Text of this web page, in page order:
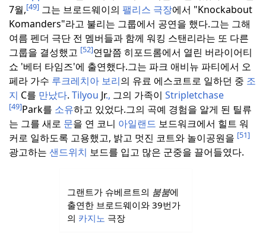
7월,[49] 그는 브로드웨이의 팰리스 극장에서 "Knockabout
Komanders"라고 불리는 그룹에서 공연을 했다.그는 그해
여름 펜더 극단 전 멤버들과 함께 워킹 스탠리라는 또 다른
그룹을 결성했고 [52]연말쯤 히포드롬에서 열린 버라이어티
쇼 '베터 타임즈'에 출연했다.그는 파크 애비뉴 파티에서 오
페라 가수 루크레치아 보리의 유료 에스코트로 일하던 중 조
지 C를 만났다. Tilyou Jr., 그의 가족이 Stripletchase
[49]Park를 소유하고 있었다.그의 곡예 경험을 알게 된 틸류
는 그를 새로 문을 연 코니 아일랜드 보드워크에서 힐트 워
커로 일하도록 고용했고, 밝고 멋진 코트와 놀이공원을 [51]
광고하는 샌드위치 보드를 입고 많은 군중을 끌어들였다.
그랜트가 슈베르트의 붐붐에
출연한 브로드웨이와 39번가
의 카지노 극장